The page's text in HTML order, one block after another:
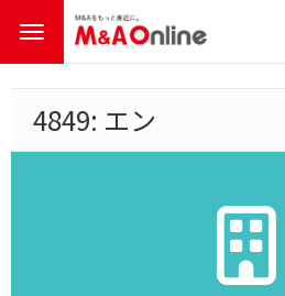
4849: エン